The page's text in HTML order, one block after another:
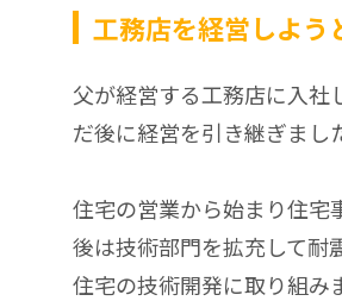
工務店を経営しよう
父が経営する工務店に入社
だ後に経営を引き継ぎまし
住宅の営業から始まり住宅
後は技術部門を拡充して耐
住宅の技術開発に取り組み